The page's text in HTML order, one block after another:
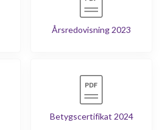
Årsredovisning 2023
Betygscertifikat 2024